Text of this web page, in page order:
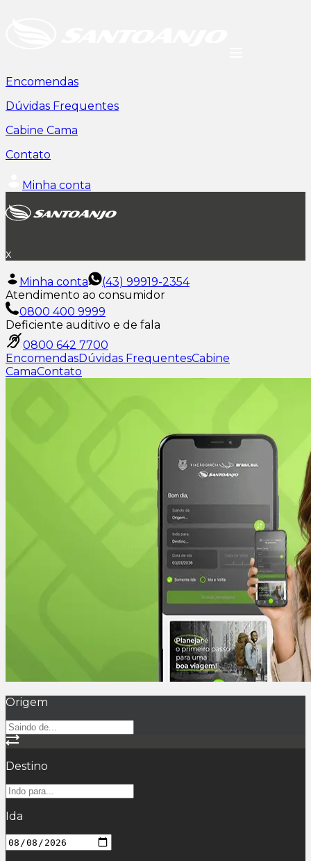
Encomendas
Dúvidas Frequentes
Cabine Cama
Contato
Minha conta
x
Minha conta
(43) 99919-2354
Atendimento ao consumidor
0800 400 9999
Deficiente auditivo e de fala
0800 642 7700
EncomendasDúvidas FrequentesCabine
CamaContato
Origem
Destino
Ida